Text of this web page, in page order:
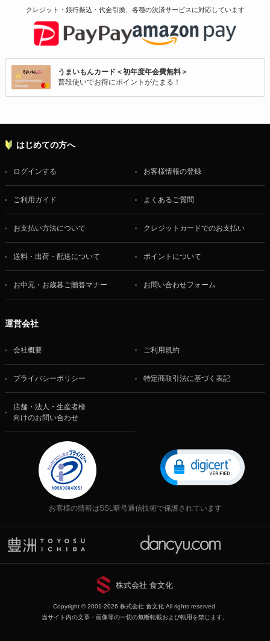
クレジット・銀行振込・代金引換、各種の決済サービスに対応しています
うまいもんカード＜初年度年会費無料＞
普段使いでお得にポイントがたまる！
はじめての方へ
ログインする お客様情報の登録
ご利用ガイド よくあるご質問
お支払い方法について クレジットカードでのお支払い
送料・出荷・配送について ポイントについて
お中元・お歳暮ご贈答マナー お問い合わせフォーム
運営会社
会社概要 ご利用規約
プライバシーポリシー 特定商取引法に基づく表記
店舗・法人・生産者様
向けのお問い合わせ
お客様の情報はSSL暗号通信技術で保護されています
株式会社 食文化
Copyright © 2001-2026 株式会社 食文化 All rights reserved.
当サイト内の文章・画像等の一切の無断転載および転用を禁じます。